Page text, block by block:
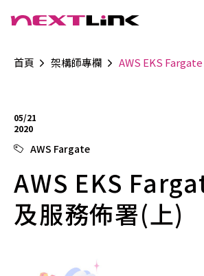
首頁 架構師專欄 AWS EKS Fargate
05/21
2020
AWS Fargate
AWS EKS
及服務佈署(上)